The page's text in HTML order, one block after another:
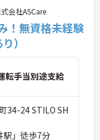
会社ASCare
！無資格未経験
）
手当別途支給
34-24 STILO SH
駅」徒歩7分